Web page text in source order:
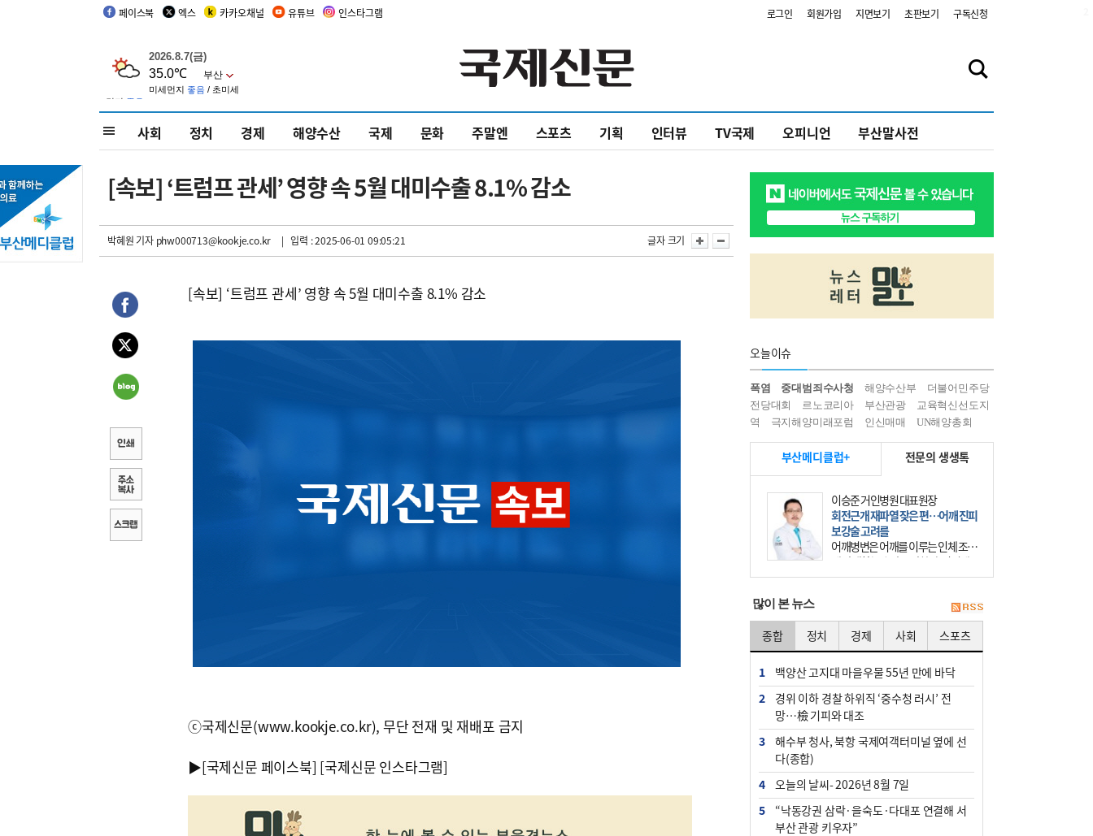
페이스북 엑스 카카오채널 유튜브 인스타그램 로그인 회원가입 지면보기 초판보기 구독신청
사회 정치 경제 해양수산 국제 문화 주말엔 스포츠 기획 인터뷰 TV국제 오피니언 부산말사전
[속보] ‘트럼프 관세’ 영향 속 5월 대미수출 8.1% 감소
박혜원 기자phw000713@kookje.co.kr | 입력 : 2025-06-01 09:05:21 글자 크기
[속보] ‘트럼프 관세’ 영향 속 5월 대미수출 8.1% 감소
ⓒ국제신문(www.kookje.co.kr), 무단 전재 및 재배포 금지
▶[국제신문 페이스북] [국제신문 인스타그램]
오늘이슈
폭염 중대범죄수사청 해양수산부
더불어민주당
전당대회
르노코리아 부산관광
교육혁신선도지
역
극지해양미래포럼 인신매매 UN해양총회
부산메디클럽+ 전문의 생생톡
이승준 거인병원 대표원장
회전근개 재파열 잦은 편…어깨 진피
보강술 고려를
어깨병변은 어깨를 이루는 인체 조직
에 발생하는 손상을 말한다. 여기에
는 오십견과 회전근개 증후군, 어깨
많이 본 뉴스
종합 정치 경제 사회 스포츠
1
백양산 고지대 마을우물 55년 만에 바닥
2
경위 이하 경찰 하위직 ‘중수청 러시’ 전
망…檢 기피와 대조
3
해수부 청사, 북항 국제여객터미널 옆에 선
다(종합)
4
오늘의 날씨- 2026년 8월 7일
5
“낙동강권 삼락·을숙도·다대포 연결해 서
부산 관광 키우자”